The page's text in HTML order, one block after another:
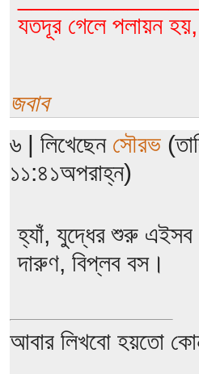
যতদূর গেলে পলায়ন
জবাব
৬ | লিখেছেন সৌরভ
১১:৪১অপরাহ্ন)
হ্যাঁ, যুদ্ধের শুরু এইসব
দারুণ, বিপ্লব বস।
আবার লিখবো হয়তো